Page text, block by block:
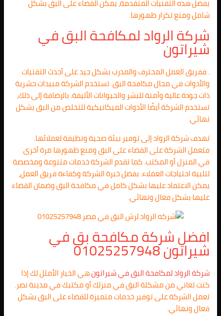
بفضل هذه التقنيات المتقدمة، يمكن القضاء على البق بشكل
شامل ومنع تكرار ظهورها.
شركة الرواد لمكافحة البق في
شيراتون
. ففريق العمل المحترف والمدرب بشكل جيد على أحدث التقنيات
والأدوات في مجال مكافحة البق. تستخدم الشركة مبيدات حشرية
ذات جودة عالية وآمنة للبشر والحيوانات الأليفة. بالإضافة إلى ذلك،
تستخدم الشركة أيضًا الأدوات الميكانيكية للتخلص من البق بشكل
نهائي.
تهدف شركة الرواد إلى توفير بيئة صحية ونظيفة لعملائها.
فتعمل الشركة على القضاء على البق ومنع ظهورها مرة أخرى
في المنزل أو المكتب. كما تقدم الشركة خدمات متنوعة ومخصصة
لتلبية احتياجات العملاء. بفضل خبرة الشركة وكفاءة فريق العمل،
يمكن الاعتماد عليها بشكل كامل في مكافحة البق وضمان القضاء
عليها بشكل فعال ونهائي.
افضل شركة مكافحة بق في
شيراتون 01025257948
شركة الرواد لمكافحة البق في شيراتونهي الخيار الأمثل لك إذا
كنت تعاني من مشكلة البق في منزلك أو مكتبك في مدينة نصر.
تعمل الشركة على توفير خدمات متميزة للقضاء على البق بشكل
فعال ونهائي.